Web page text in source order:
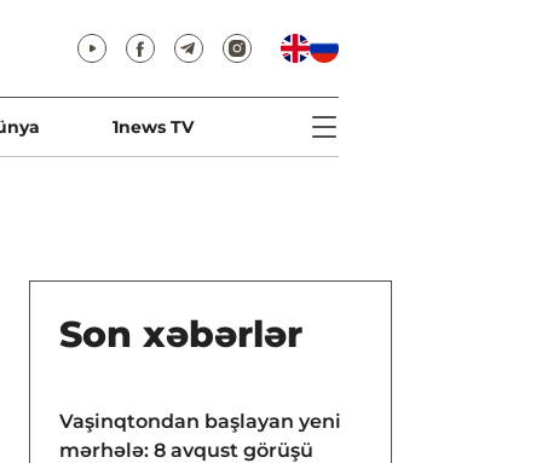
1news TV
Son xəbərlər
Vaşinqtondan başlayan yeni
mərhələ: 8 avqust görüşü